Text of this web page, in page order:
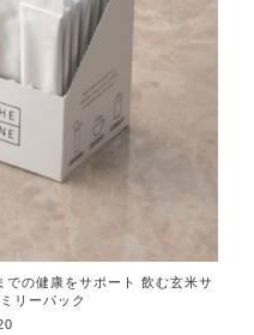
の健康をサポート 飲む玄米サ
リーパック